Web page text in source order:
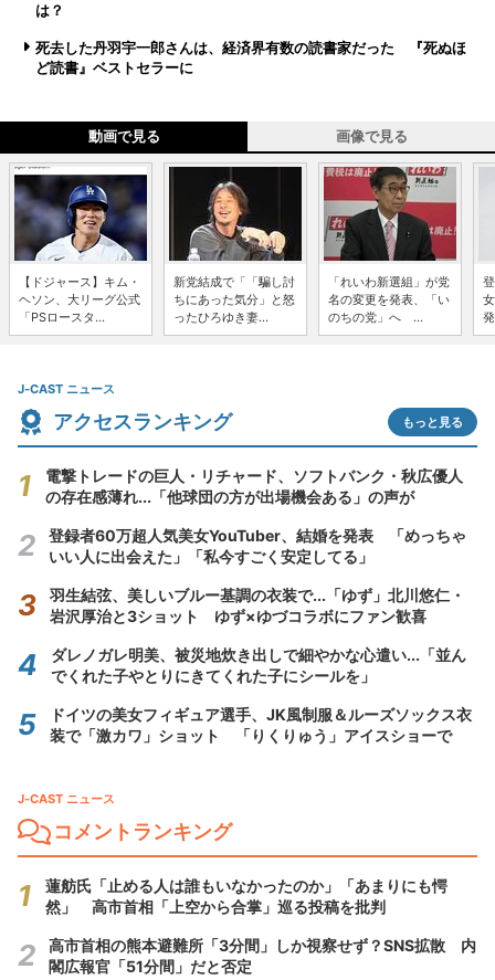
は？
死去した丹羽宇一郎さんは、経済界有数の読書家だった 『死ぬほ
ど読書』ベストセラーに
動画で見る 画像で見る
【ドジャース】キム・
ヘソン、大リーグ公式
「PSロースタ...
新党結成で「「騙し討
ちにあった気分」と怒
ったひろゆき妻...
「れいわ新選組」が党
名の変更を発表、「い
のちの党」へ ...
J-CAST ニュース
アクセスランキング もっと見る
電撃トレードの巨人・リチャード、ソフトバンク・秋広優人
の存在感薄れ...「他球団の方が出場機会ある」の声が
登録者60万超人気美女YouTuber、結婚を発表 「めっちゃ
いい人に出会えた」「私今すごく安定してる」
羽生結弦、美しいブルー基調の衣装で...「ゆず」北川悠仁・
岩沢厚治と3ショット ゆず×ゆづコラボにファン歓喜
ダレノガレ明美、被災地炊き出しで細やかな心遣い...「並ん
でくれた子やとりにきてくれた子にシールを」
ドイツの美女フィギュア選手、JK風制服＆ルーズソックス衣
装で「激カワ」ショット 「りくりゅう」アイスショーで
J-CAST ニュース
コメントランキング
蓮舫氏「止める人は誰もいなかったのか」「あまりにも愕
然」 高市首相「上空から合掌」巡る投稿を批判
高市首相の熊本避難所「3分間」しか視察せず？SNS拡散 内
閣広報官「51分間」だと否定